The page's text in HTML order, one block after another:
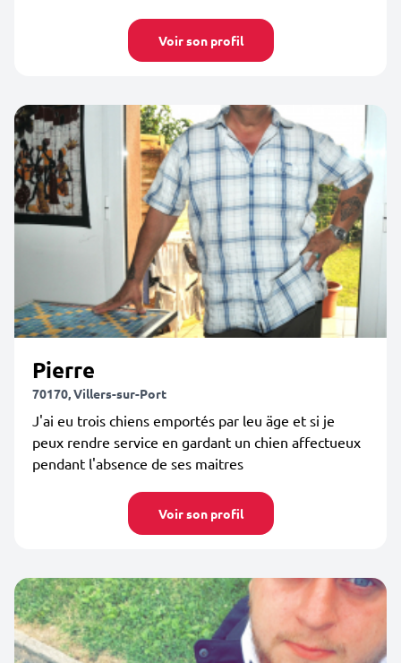
Voir son profil
Pierre
70170, Villers-sur-Port
J'ai eu trois chiens emportés par leu äge et si je
peux rendre service en gardant un chien affectueux
pendant l'absence de ses maitres
Voir son profil